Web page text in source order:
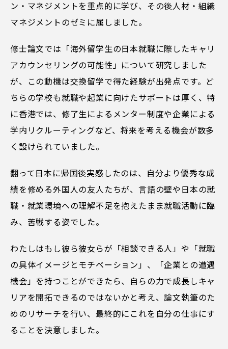
ン・マネジメントを重点的に学び、その後人材・組織
マネジメントのゼミに属しました。
修士論文では「海外留学生の日本就職に際したキャリ
アカウンセリングの可能性」について研究しました
が、この動機は交換留学で得た経験が出発点です。ど
ちらの学校も就職や起業に向けたサポートは厚く、特
に香港では、修了生によるメンター制度や企業による
学内リクルーティングなど、将来を考える機会が数多
く設けられていました。
翻って日本に帰国後実感したのは、自分より優秀な成
績を修める外国人の友人たちが、言語の壁や日本の就
職・就業環境への理解不足を抱えたまま就職活動に臨
み、苦戦する姿でした。
わたしはもし彼ら彼女らが「相談できる人」や「就職
の具体イメージとモチベーション」、「企業との遭遇
機会」を持つことができたら、自らの力で成長しキャ
リアを開拓できるのではないかと考え、論文執筆のた
めのリサーチを行い、最終的にこれを自分の仕事にす
ることを決意しました。